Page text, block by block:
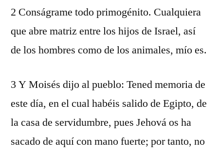
2 Conságrame todo primogénito. Cualquiera
que abre matriz entre los hijos de Israel, así
de los hombres como de los animales, mío es.
3 Y Moisés dijo al pueblo: Tened memoria de
este día, en el cual habéis salido de Egipto, de
la casa de servidumbre, pues Jehová os ha
sacado de aquí con mano fuerte; por tanto, no